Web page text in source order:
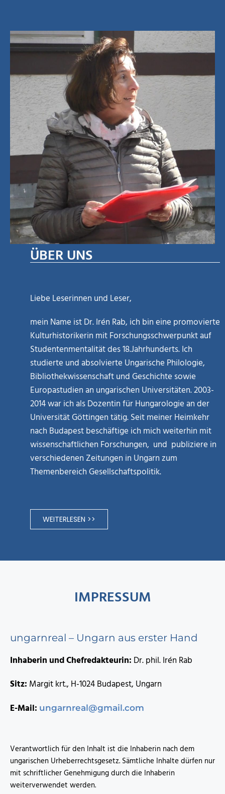
ÜBER UNS
Liebe Leserinnen und Leser,
mein Name ist Dr. Irén Rab, ich bin eine promovierte
Kulturhistorikerin mit Forschungsschwerpunkt auf
Studentenmentalität des 18.Jahrhunderts. Ich
studierte und absolvierte Ungarische Philologie,
Bibliothekwissenschaft und Geschichte sowie
Europastudien an ungarischen Universitäten. 2003-
2014 war ich als Dozentin für Hungarologie an der
Universität Göttingen tätig. Seit meiner Heimkehr
nach Budapest beschäftige ich mich weiterhin mit
wissenschaftlichen Forschungen, und publiziere in
verschiedenen Zeitungen in Ungarn zum
Themenbereich Gesellschaftspolitik.
WEITERLESEN >>
IMPRESSUM
ungarnreal – Ungarn aus erster Hand
Inhaberin und Chefredakteurin: Dr. phil. Irén Rab
Sitz: Margit krt., H-1024 Budapest, Ungarn
E-Mail: ungarnreal@gmail.com
Verantwortlich für den Inhalt ist die Inhaberin nach dem
ungarischen Urheberrechtsgesetz. Sämtliche Inhalte dürfen nur
mit schriftlicher Genehmigung durch die Inhaberin
weiterverwendet werden.